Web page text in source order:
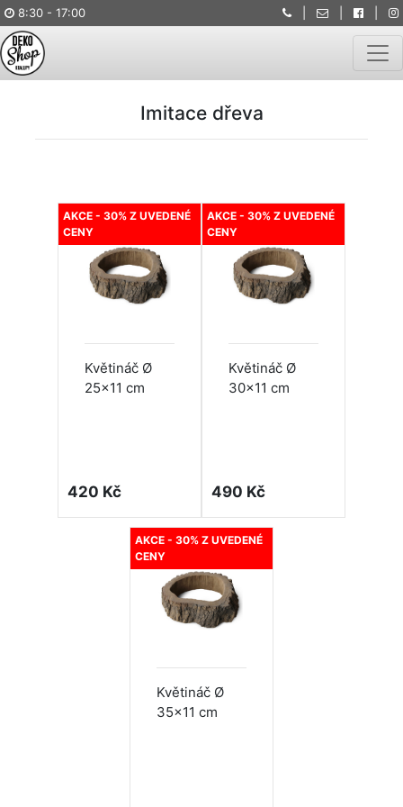
8:30 - 17:00
Imitace dřeva
AKCE - 30% Z UVEDENÉ
CENY
Květináč Ø
25x11 cm
420 Kč
AKCE - 30% Z UVEDENÉ
CENY
Květináč Ø
30x11 cm
490 Kč
AKCE - 30% Z UVEDENÉ
CENY
Květináč Ø
35x11 cm